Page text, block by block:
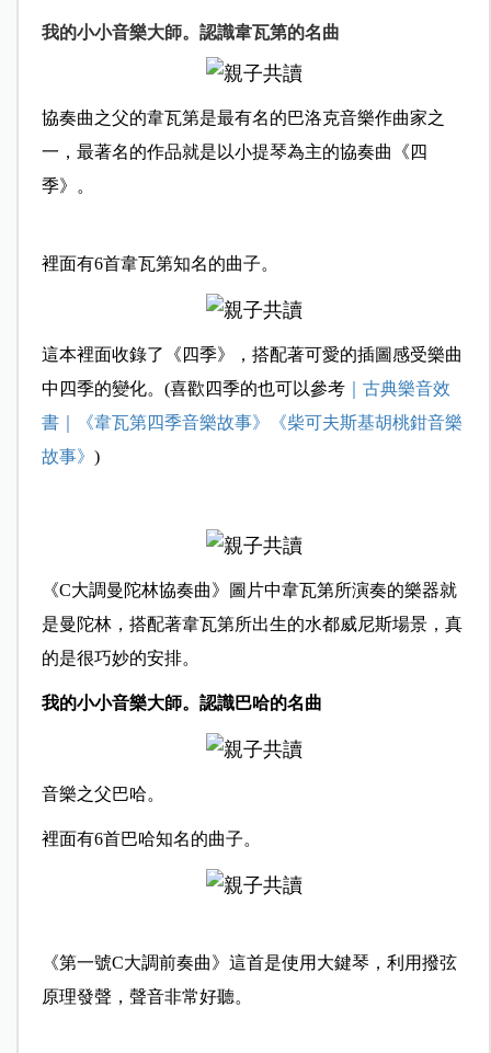
我的小小音樂大師。認識韋瓦第的名曲
協奏曲之父的韋瓦第是最有名的巴洛克音樂作曲家之
一，最著名的作品就是以小提琴為主的協奏曲《四
季》。
裡面有6首韋瓦第知名的曲子。
這本裡面收錄了《四季》，搭配著可愛的插圖感受樂曲
中四季的變化。(喜歡四季的也可以參考｜古典樂音效
書｜《韋瓦第四季音樂故事》《柴可夫斯基胡桃鉗音樂
故事》 )
《C大調曼陀林協奏曲》圖片中韋瓦第所演奏的樂器就
是曼陀林，搭配著韋瓦第所出生的水都威尼斯場景，真
的是很巧妙的安排。
我的小小音樂大師。認識巴哈的名曲
音樂之父巴哈。
裡面有6首巴哈知名的曲子。
《第一號C大調前奏曲》這首是使用大鍵琴，利用撥弦
原理發聲，聲音非常好聽。